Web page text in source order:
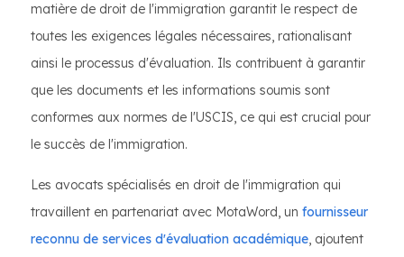
matière de droit de l'immigration garantit le respect de
toutes les exigences légales nécessaires, rationalisant
ainsi le processus d'évaluation. Ils contribuent à garantir
que les documents et les informations soumis sont
conformes aux normes de l'USCIS, ce qui est crucial pour
le succès de l'immigration.
Les avocats spécialisés en droit de l'immigration qui
travaillent en partenariat avec MotaWord, un fournisseur
reconnu de services d'évaluation académique, ajoutent